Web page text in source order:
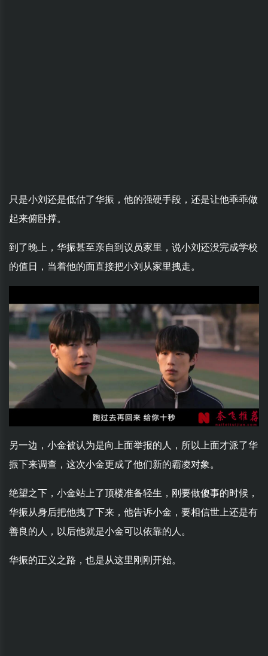
只是小刘还是低估了华振，他的强硬手段，还是让他乖乖做
起来俯卧撑。
到了晚上，华振甚至亲自到议员家里，说小刘还没完成学校
的值日，当着他的面直接把小刘从家里拽走。
另一边，小金被认为是向上面举报的人，所以上面才派了华
振下来调查，这次小金更成了他们新的霸凌对象。
绝望之下，小金站上了顶楼准备轻生，刚要做傻事的时候，
华振从身后把他拽了下来，他告诉小金，要相信世上还是有
善良的人，以后他就是小金可以依靠的人。
华振的正义之路，也是从这里刚刚开始。